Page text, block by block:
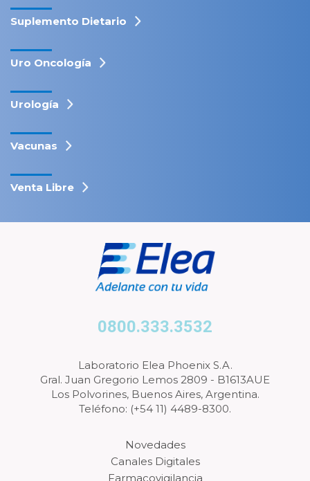
Suplemento Dietario
Uro Oncología
Urología
Vacunas
Venta Libre
0800.333.3532
Laboratorio Elea Phoenix S.A.
Gral. Juan Gregorio Lemos 2809 - B1613AUE
Los Polvorines, Buenos Aires, Argentina.
Teléfono: (+54 11) 4489-8300.
Novedades
Canales Digitales
Farmacovigilancia